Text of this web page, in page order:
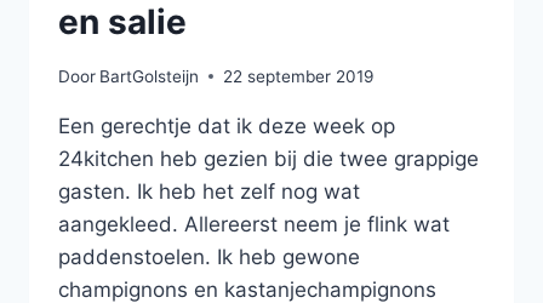
en salie
Door BartGolsteijn 22 september 2019
Een gerechtje dat ik deze week op
24kitchen heb gezien bij die twee grappige
gasten. Ik heb het zelf nog wat
aangekleed. Allereerst neem je flink wat
paddenstoelen. Ik heb gewone
champignons en kastanjechampignons